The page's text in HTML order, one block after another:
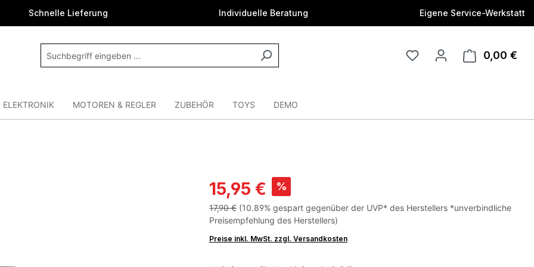
Schnelle Lieferung Individuelle Beratung Eigene Service-Werkstatt
0,00 €
ELEKTRONIK MOTOREN & REGLER ZUBEHÖR TOYS DEMO
15,95 € %
17,90 € (10.89% gespart gegenüber der UVP* des Herstellers *unverbindliche
Preisempfehlung des Herstellers)
Preise inkl. MwSt. zzgl. Versandkosten